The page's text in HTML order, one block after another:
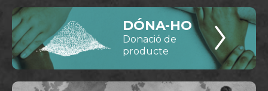
DÓNA-HO
Donació de
producte